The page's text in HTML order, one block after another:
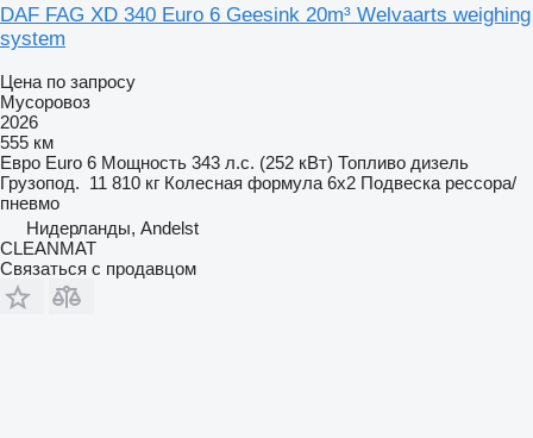
DAF FAG XD 340 Euro 6 Geesink 20m³ Welvaarts weighing
system
Цена по запросу
Мусоровоз
2026
555 км
Евро Euro 6 Мощность 343 л.с. (252 кВт) Топливо дизель
Грузопод. 11 810 кг Колесная формула 6x2 Подвеска рессора/
пневмо
Нидерланды, Andelst
CLEANMAT
Связаться с продавцом